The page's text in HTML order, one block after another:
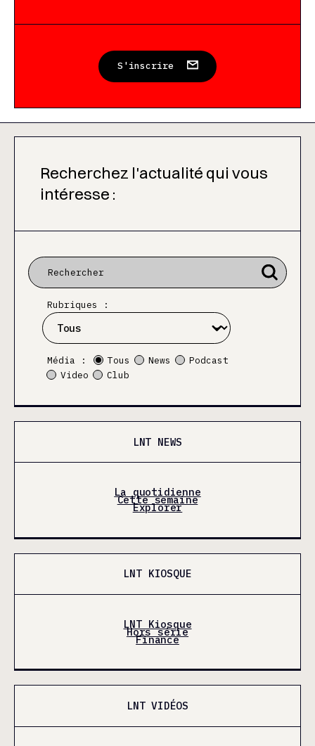
S'inscrire
Recherchez l'actualité qui vous
intéresse :
Rubriques :
Média : Tous News
Podcast
Video
Club
LNT NEWS
La quotidienne
Cette semaine
Explorer
LNT KIOSQUE
LNT Kiosque
Hors série
Finance
LNT VIDÉOS